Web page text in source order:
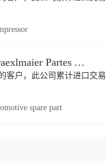
Dpm Draexlmaier Partes Automotrices Corr Ind Huejotzingo
客户，此公司累计进口交易
spare part